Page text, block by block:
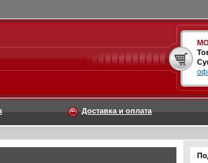
Доставка и оплата